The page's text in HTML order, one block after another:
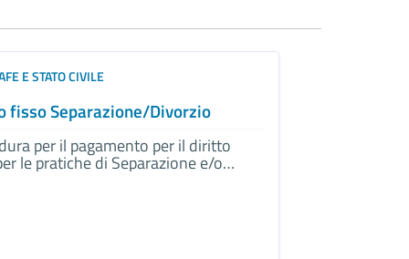
E STATO CIVILE
fisso Separazione/Divorzio
per il pagamento per il diritto
le pratiche di Separazione e/o